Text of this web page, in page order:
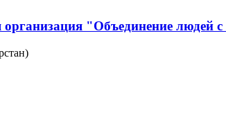
"Объединение людей